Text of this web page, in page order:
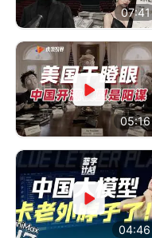
07:41
05:16
04:46